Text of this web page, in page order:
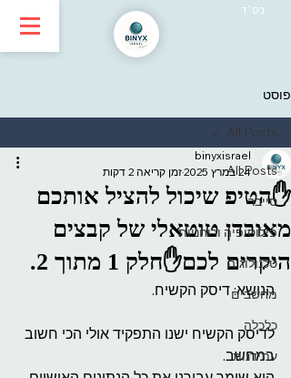
בס״ד
פוסט
All Posts
סייבר
פילוסופיה ורוחניות
טכנולוגיה
מחשבים
כלכלה
עתידנות
All Posts
✋הטיפ שיכול להציל אותכם
מאובדן טוטאלי של קבצים
היקרים לכם✋חלק 1 מתוך 2.
binyxisrael
24 במרץ 2025
זמן קריאה 2 דקות
הנושא: דיסק הקשיח.
לדיסק הקשיח ישנו התפקיד אולי הכי חשוב
במחשב.